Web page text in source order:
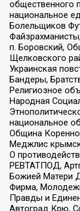
общественного
национальное
Болельщиков
п. Боровский,
Щелковского
Украинская
Бандеры,
Религиозное
Народная
национальное
Община
Меджлис
О
РЕВТАТПОД,
Божией Матери
Фирма,
Правды и
Автоград Крю,